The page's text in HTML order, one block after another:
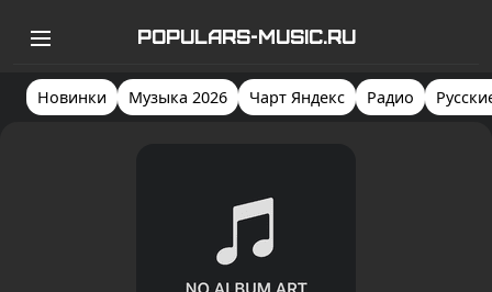
POPULARS-MUSIC.RU
Новинки Музыка 2026 Чарт Яндекс Радио